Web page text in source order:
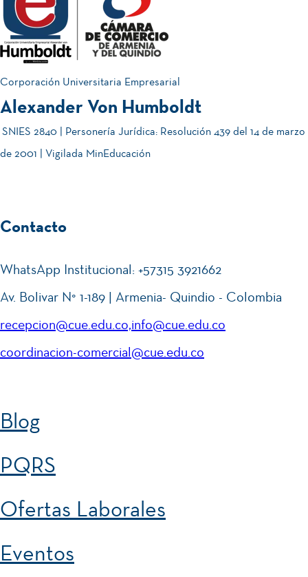
Corporación Universitaria Empresarial
Alexander Von Humboldt
SNIES 2840 | Personería Jurídica: Resolución 439 del 14 de marzo
de 2001 | Vigilada MinEducación
Contacto
WhatsApp Institucional: +57315 3921662
Av. Bolivar N° 1-189 | Armenia- Quindio - Colombia
recepcion@cue.edu.co,info@cue.edu.co
coordinacion-comercial@cue.edu.co
Blog
PQRS
Ofertas Laborales
Eventos